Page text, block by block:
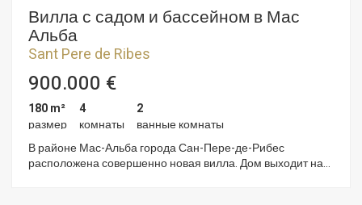
Вилла с садом и бассейном в Мас
Альба
Sant Pere de Ribes
900.000 €
180 m²
размер
4
комнаты
2
ванные комнаты
В районе Мас-Альба города Сан-Пере-де-Рибес
расположена совершенно новая вилла. Дом выходит на